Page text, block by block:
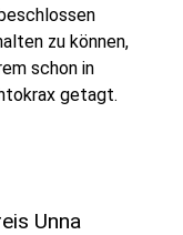
zu können,
schon in
getagt.
Unna